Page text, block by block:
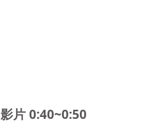
影片 0:40~0:50